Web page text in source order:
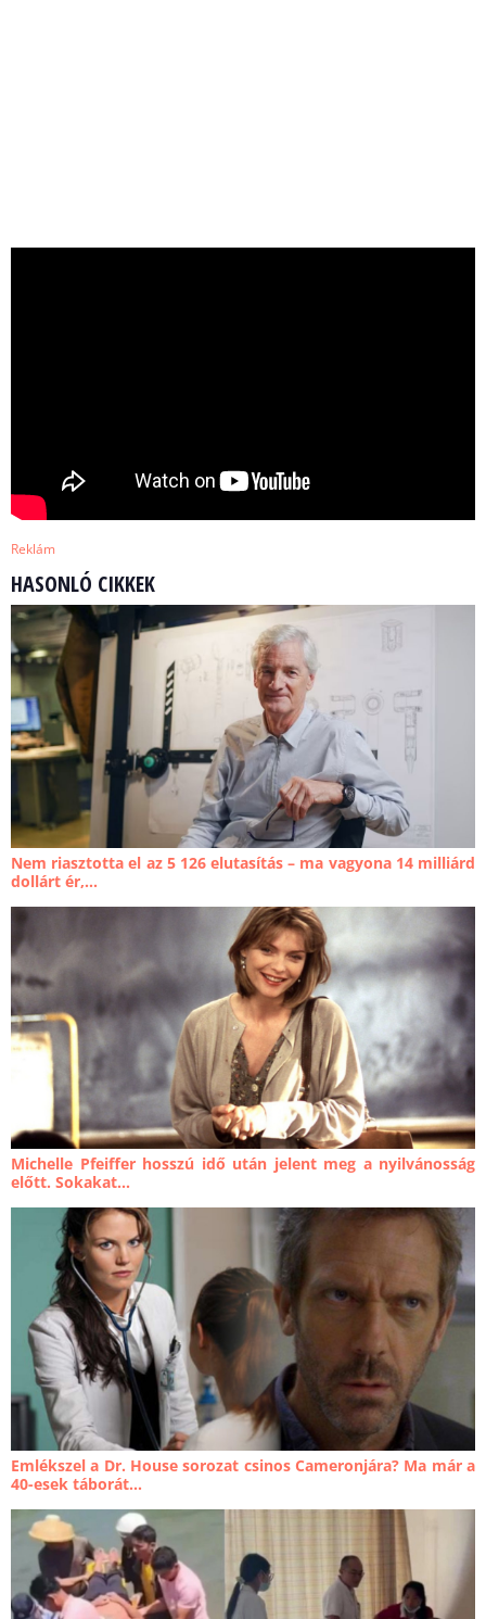
Reklám
HASONLÓ CIKKEK
Nem riasztotta el az 5 126 elutasítás – ma vagyona 14 milliárd
dollárt ér,...
Michelle Pfeiffer hosszú idő után jelent meg a nyilvánosság
előtt. Sokakat...
Emlékszel a Dr. House sorozat csinos Cameronjára? Ma már a
40-esek táborát...